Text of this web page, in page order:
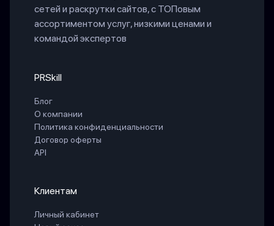
сетей и раскрутки сайтов, с ТОПовым
ассортиментом услуг, низкими ценами и
командой экспертов
PRSkill
Блог
О компании
Политика конфиденциальности
Договор оферты
API
Клиентам
Личный кабинет